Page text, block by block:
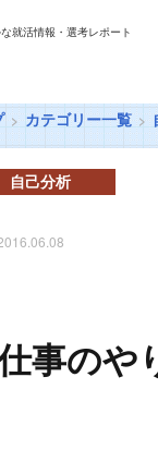
就活情報・選考レポート
カテゴリー一覧
自己分析
事のや